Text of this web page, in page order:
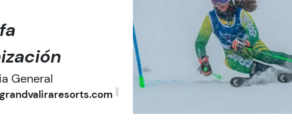
General